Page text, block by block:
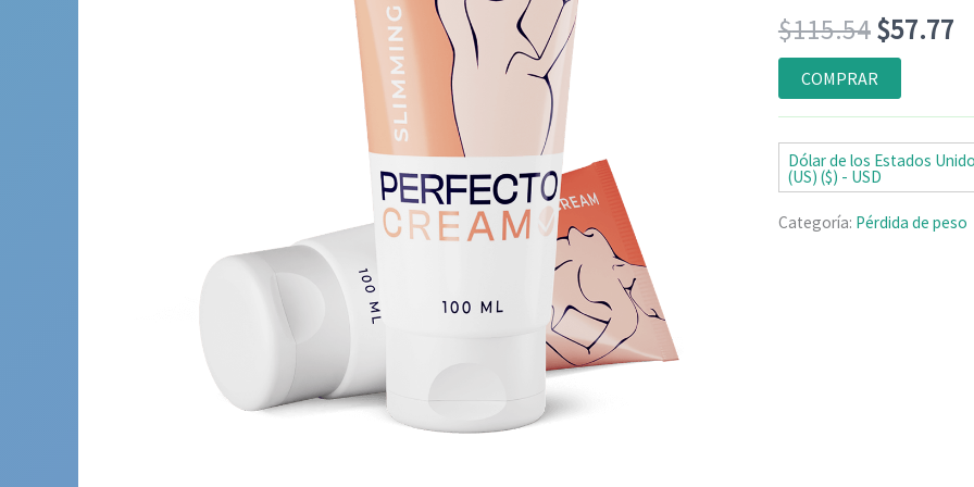
con4.80 de
5 en base
a
valoraciones
de clientes
$115.54El
precio
original
era:
$115.54.
$57.77El
COMPRAR
Dólar de los Estados
(US) ($) - USD
Categoría: Pérdida de peso